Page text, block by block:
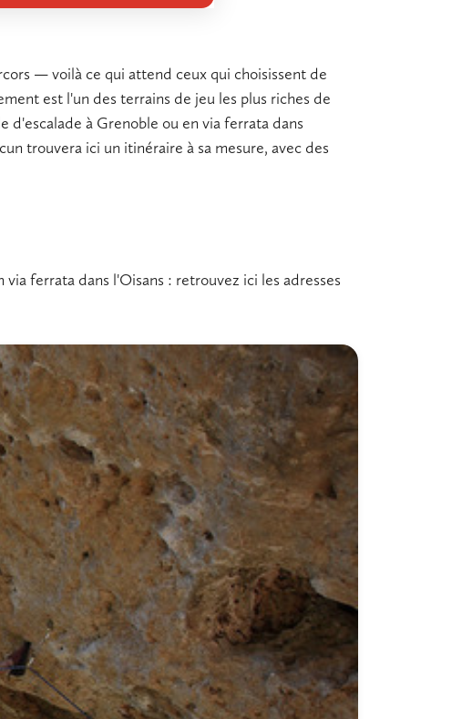
— voilà ce qui attend ceux qui choisissent de
est l'un des terrains de jeu les plus riches de
d'escalade à Grenoble ou en via ferrata dans
trouvera ici un itinéraire à sa mesure, avec des
ferrata dans l'Oisans : retrouvez ici les adresses